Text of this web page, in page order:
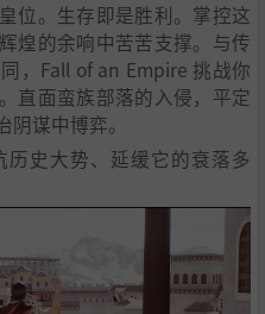
位。生存即是胜利。掌控这
煌的余响中苦苦支撑。与传
，Fall of an Empire 挑战你
直面蛮族部落的入侵，平定
谋中博弈。
史大势、延缓它的衰落多